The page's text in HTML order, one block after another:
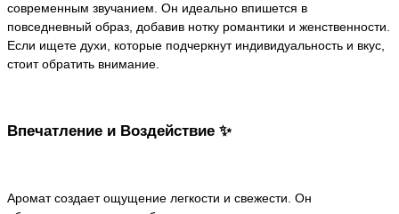
современным звучанием. Он идеально впишется в
повседневный образ, добавив нотку романтики и женственности.
Если ищете духи, которые подчеркнут индивидуальность и вкус,
стоит обратить внимание.
Впечатление и Воздействие ✨
Аромат создает ощущение легкости и свежести. Он